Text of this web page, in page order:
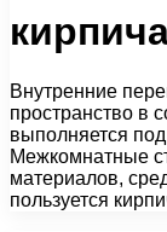
Внутренние
пространство в
выполняется
Межкомнатные
материалов,
пользуется